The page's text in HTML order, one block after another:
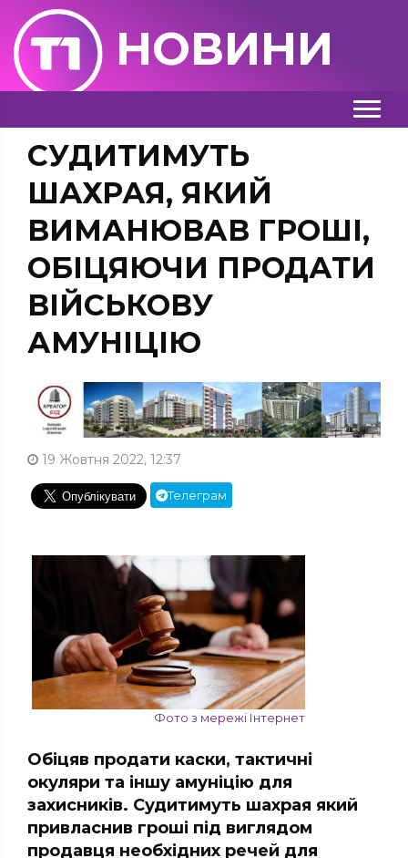
НОВИНИ
СУДИТИМУТЬ
ШАХРАЯ, ЯКИЙ
ВИМАНЮВАВ ГРОШІ,
ОБІЦЯЮЧИ ПРОДАТИ
ВІЙСЬКОВУ
АМУНІЦІЮ
19 Жовтня 2022, 12:37
Телеграм
Фото з мережі Інтернет
Обіцяв продати каски, тактичні
окуляри та іншу амуніцію для
захисників. Судитимуть шахрая який
привласнив гроші під виглядом
продавця необхідних речей для